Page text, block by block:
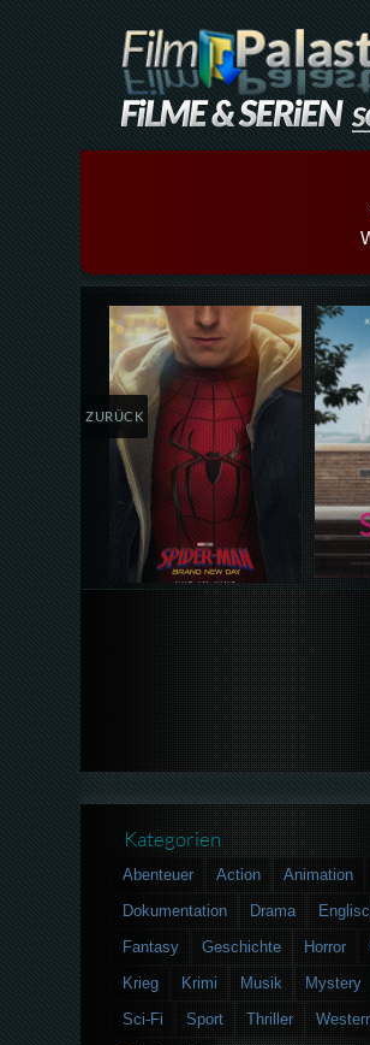
Details,Play
ZURÜCK
Kategorien
Abenteuer Action Animation
Dokumentation
Drama
Fantasy
Geschichte Horror
Krieg
Krimi Musik Mystery
Sci-Fi
Sport Thriller